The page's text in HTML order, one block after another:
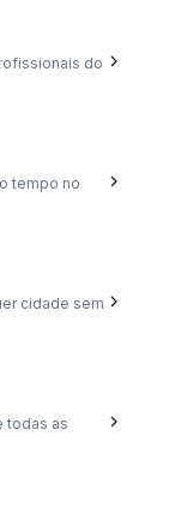
do
tempo no
cidade sem
todas as